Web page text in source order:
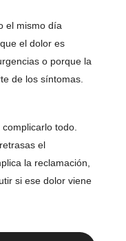
el mismo día
el dolor es
o porque la
de los síntomas.
todo.
el
la reclamación,
si ese dolor viene